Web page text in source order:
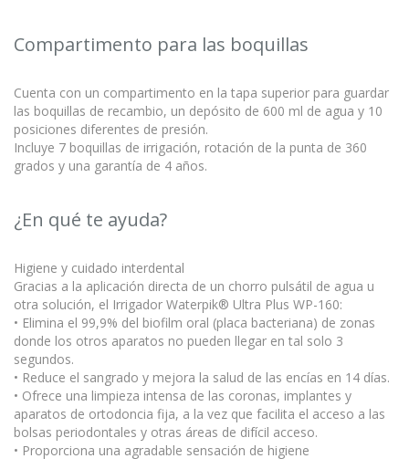
Compartimento para las boquillas
Cuenta con un compartimento en la tapa superior para guardar
las boquillas de recambio, un depósito de 600 ml de agua y 10
posiciones diferentes de presión.
Incluye 7 boquillas de irrigación, rotación de la punta de 360
grados y una garantía de 4 años.
¿En qué te ayuda?
Higiene y cuidado interdental
Gracias a la aplicación directa de un chorro pulsátil de agua u
otra solución, el Irrigador Waterpik® Ultra Plus WP-160:
• Elimina el 99,9% del biofilm oral (placa bacteriana) de zonas
donde los otros aparatos no pueden llegar en tal solo 3
segundos.
• Reduce el sangrado y mejora la salud de las encías en 14 días.
• Ofrece una limpieza intensa de las coronas, implantes y
aparatos de ortodoncia fija, a la vez que facilita el acceso a las
bolsas periodontales y otras áreas de difícil acceso.
• Proporciona una agradable sensación de higiene